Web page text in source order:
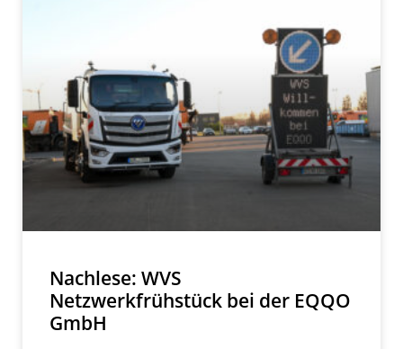
Nachlese: WVS
Netzwerkfrühstück bei der EQQO
GmbH